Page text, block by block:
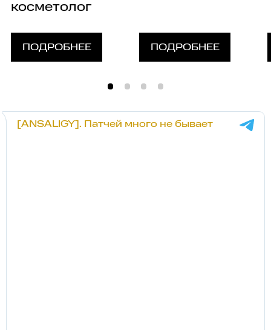
косметолог
ПОДРОБНЕЕ ПОДРОБНЕЕ
[ANSALIGY]. Патчей много не бывает